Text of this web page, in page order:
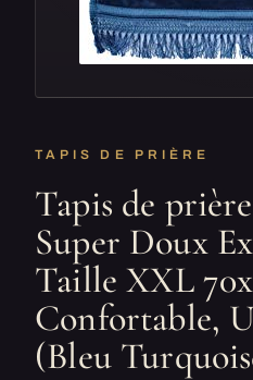
TAPIS DE PRIÈRE
Tapis de
Super Doux
Taille XXL
Confortable,
(Bleu